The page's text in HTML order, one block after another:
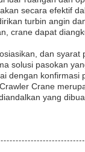
secara efektif
turbin angin
crane dapat
dan syarat
solusi pasokan
dengan konfirmasi
Crane
yang